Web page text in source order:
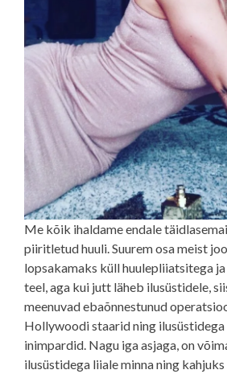
Me kõik ihaldame endale
piiritletud huuli. Suurem osa meist
lopsakamaks küll huulepliiatsitega
teel, aga kui jutt läheb ilusüstidele,
meenuvad ebaõnnestunud
Hollywoodi staarid ning ilusüstidega
inimpardid. Nagu iga asjaga, on
ilusüstidega liiale minna ning